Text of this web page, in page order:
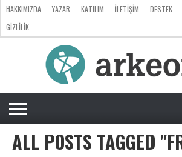
ARKEOLOJI
ANTROPOLOJI
PALEONTOLOJI
EVRIM
DOSYA
CEVAP
RÖPORTAJ
HAKKIMIZDA YAZAR KATILIM İLETIŞIM
DESTEK
GIZLILIK
ALL POSTS TAGGED